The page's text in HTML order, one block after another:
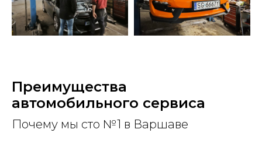
Преимущества
автомобильного сервиса
Почему мы сто №1 в Варшаве